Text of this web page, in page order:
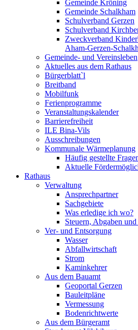
Gemeinde Kröning
Gemeinde Schalkham
Schulverband Gerzen
Schulverband
Zweckverband
Aham-Gerzen-
Gemeinde- und Vereinsleben
Aktuelles aus dem Rathaus
Bürgerblatt`l
Breitband
Mobilfunk
Ferienprogramme
Veranstaltungskalender
Barrierefreiheit
ILE Bina-Vils
Ausschreibungen
Kommunale Wärmeplanung
Häufig gestellte
Aktuelle
Rathaus
Verwaltung
Ansprechpartner
Sachgebiete
Was erledige ich wo?
Steuern, Abgaben
Ver- und Entsorgung
Wasser
Abfallwirtschaft
Strom
Kaminkehrer
Aus dem Bauamt
Geoportal Gerzen
Bauleitpläne
Vermessung
Bodenrichtwerte
Aus dem Bürgeramt